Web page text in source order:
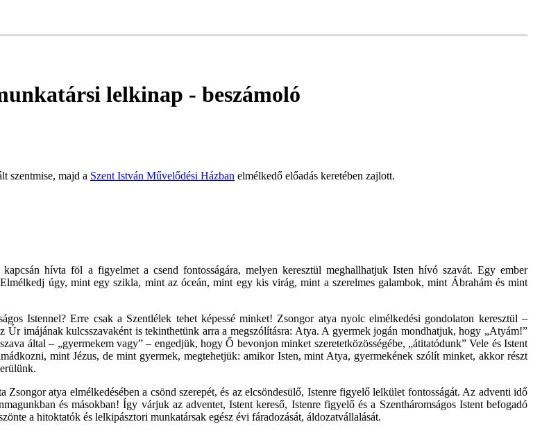
lelkinap - beszámoló
szentmise, majd a Szent István Művelődési Házban elmélkedő előadás keretében zajlott.
hívta föl a figyelmet a csend fontosságára, melyen keresztül meghallhatjuk Isten hívó szavát. Egy ember
úgy, mint egy szikla, mint az óceán, mint egy kis virág, mint a szerelmes galambok, mint Ábrahám és mint
Istennel? Erre csak a Szentlélek tehet képessé minket! Zsongor atya nyolc elmélkedési gondolaton keresztül –
Úr imájának kulcsszavaként is tekinthetünk arra a megszólításra: Atya. A gyermek jogán mondhatjuk, hogy „Atyám!”
által – „gyermekem vagy” – engedjük, hogy Ő bevonjon minket szeretetközösségébe, „átitatódunk” Vele és Istent
mint Jézus, de mint gyermek, megtehetjük: amikor Isten, mint Atya, gyermekének szólít minket, akkor részt
atya elmélkedésében a csönd szerepét, és az elcsöndesülő, Istenre figyelő lelkület fontosságát. Az adventi idő
és másokban! Így várjuk az adventet, Istent kereső, Istenre figyelő és a Szentháromságos Istent befogadó
a hitoktatók és lelkipásztori munkatársak egész évi fáradozását, áldozatvállalását.